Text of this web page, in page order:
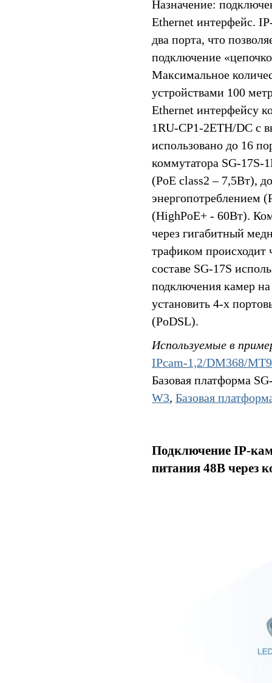
Назначение:
Ethernet интерфейс.
два порта, что
подключение
Максимальное
устройствами 100
Ethernet интерфейсу
1RU-CP1-2ETH/DC с
использовано до 16
коммутатора SG-17S-
(PoE class2 – 7,5Вт),
энергопотреблением
(HighPoE+ - 60Вт).
через гигабитный
трафиком происходит
составе SG-17S
подключения камер
установить 4-х
(PoDSL).
Используемые в
IPcam-1,2/DM368/
Базовая платформа
W3, Базовая
Подключение IP-
питания 48В через